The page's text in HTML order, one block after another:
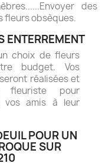
des
fleurs obsèques.
ENTERREMENT
choix de fleurs
budget. Vos
réalisées et
pour
vos amis à leur
POUR UN
SUR